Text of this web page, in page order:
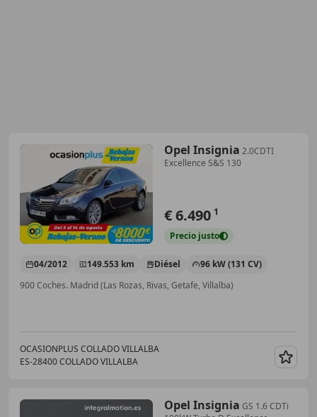
Opel Insignia 2.0CDTI
Excellence S&S 130
€ 6.490 1
Precio justo
04/2012 149.553 km Diésel
96 kW (131 CV)
900 Coches. Madrid (Las Rozas, Rivas, Getafe, Villalba)
OCASIONPLUS COLLADO VILLALBA
ES-28400 COLLADO VILLALBA
Opel Insignia GS 1.6 CDTi